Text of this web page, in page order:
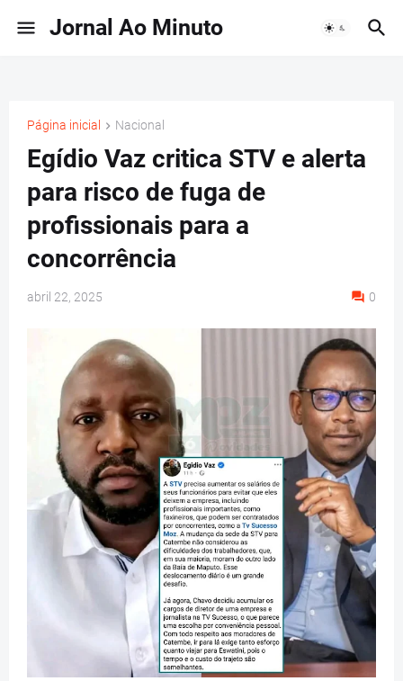
Jornal Ao Minuto
Página inicial Nacional
Egídio Vaz critica STV e alerta
para risco de fuga de
profissionais para a
concorrência
abril 22, 2025 0